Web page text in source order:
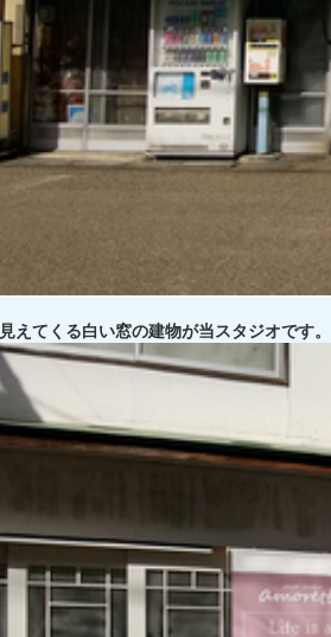
てくる白い窓の建物が当スタジオです。